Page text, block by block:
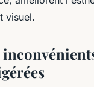
visuel.